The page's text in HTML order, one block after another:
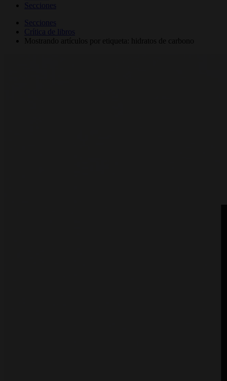
Secciones
Secciones
Crítica de libros
Mostrando artículos por etiqueta: hidratos de carbono